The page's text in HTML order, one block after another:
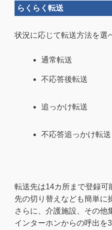
らくらく転送
状況に応じて転送方法を選
通常転送
不応答後転送
追っかけ転送
不応答追っかけ転送
転送先は14カ所まで登録可
先の切り替えなども簡単に
さらに、介護施設、その他
インターホンからの呼出を